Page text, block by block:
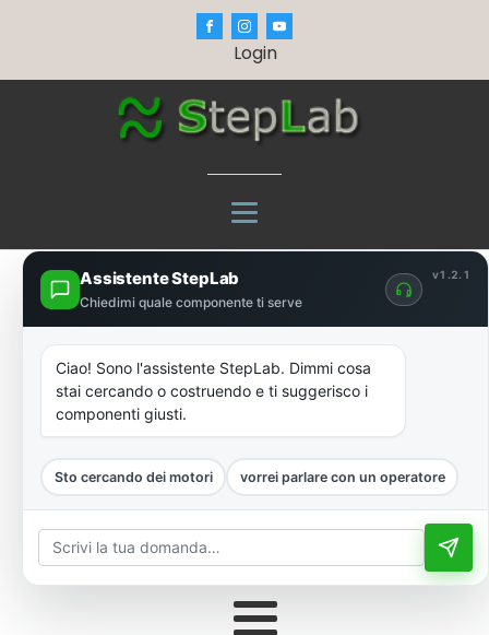
Login
Assistente StepLab
Chiedimi quale componente ti serve
v1.2.1
Ciao! Sono l'assistente StepLab. Dimmi cosa
stai cercando o costruendo e ti suggerisco i
componenti giusti.
Sto cercando dei motori vorrei parlare con un operatore